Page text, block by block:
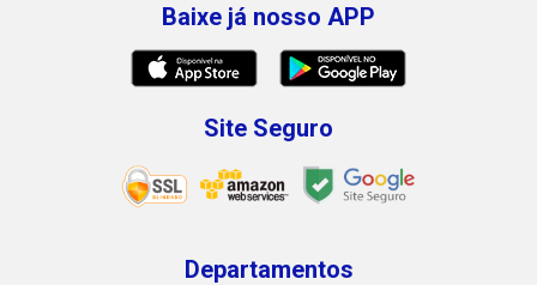
Baixe já nosso APP
Site Seguro
Departamentos